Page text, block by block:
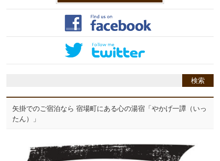
矢掛でのご宿泊なら 宿場町にある心の湯宿「やかげ一譚（いっ
たん）」